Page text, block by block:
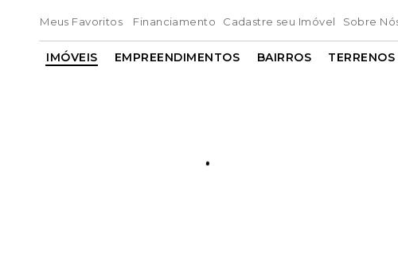
Meus Favoritos Financiamento Cadastre seu Imóvel Sobre
IMÓVEIS EMPREENDIMENTOS BAIRROS TERRENOS